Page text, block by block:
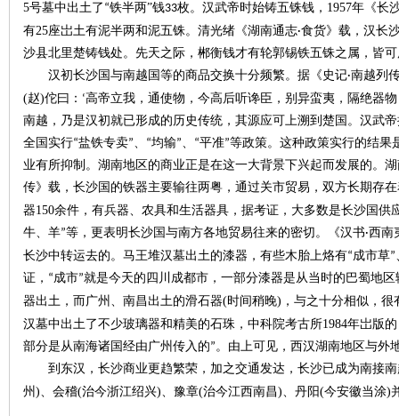
5号墓中出土了“铁半两”钱33枚。汉武帝时始铸五铢钱， 1957年《长
有25座岀土有泥半两和泥五铢。清光绪《湖南通志·食货》载，汉长
沙县北里楚铸钱处。先天之际，郴衡钱才有轮郭锡铁五铢之属，皆
汉初长沙国与南越国等的商品交换十分频繁。据《史记·南越列
(赵)佗曰：‘高帝立我，通使物，今高后听谗臣，别异蛮夷，隔绝器
南越，乃是汉初就已形成的历史传统，其源应可上溯到楚国。汉武
全国实行“盐铁专卖”、“均输”、“平准”等政策。这种政策实行的结
业有所抑制。湖南地区的商业正是在这一大背景下兴起而发展的。
传》载，长沙国的铁器主要输往两粤，通过关市贸易，双方长期存
器150余件，有兵器、农具和生活器具，据考证，大多数是长沙国供
牛、羊”等，更表明长沙国与南方各地贸易往来的密切。《汉书·西
长沙中转运去的。马王堆汉墓出土的漆器，有些木胎上烙有“成市草”
证， “成市”就是今天的四川成都市，一部分漆器是从当时的巴蜀地
器出土，而广州、南昌出土的滑石器(时间稍晚) ，与之十分相似，
汉墓中出土了不少玻璃器和精美的石珠，中科院考古所1984年岀版
部分是从南海诸国经由广州传入的”。由上可见，西汉湖南地区与外
到东汉，长沙商业更趋繁荣，加之交通发达，长沙已成为南接
州 )、会稽(治今浙江绍兴)、豫章(治今江西南昌)、丹阳(今安徽当涂)